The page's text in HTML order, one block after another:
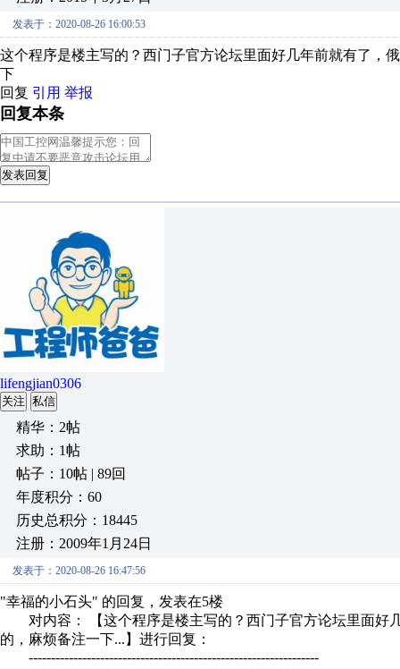
发表于：2020-08-26 16:00:53
这个程序是楼主写的？西门子官方论坛里面好几年前就有了，
下
回复 引用 举报
回复本条
发表回复
lifengjian0306
关注 私信
精华：2帖
求助：1帖
帖子：10帖 | 89回
年度积分：60
历史总积分：18445
注册：2009年1月24日
发表于：2020-08-26 16:47:56
"幸福的小石头" 的回复，发表在5楼
对内容： 【这个程序是楼主写的？西门子官方论坛里面好
的，麻烦备注一下...】进行回复：
-----------------------------------------------------------------